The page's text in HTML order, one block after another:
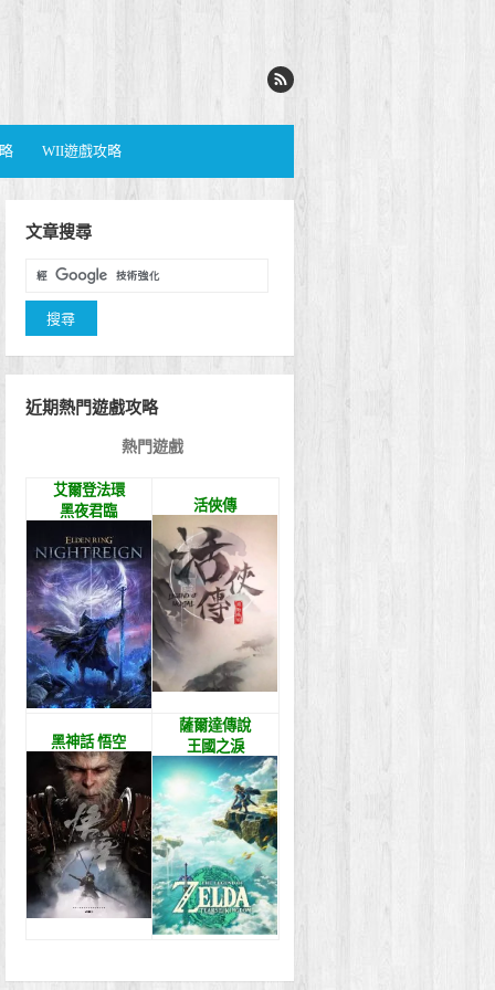
WII遊戲攻略
文章搜尋
近期熱門遊戲攻略
熱門遊戲
艾爾登法環
黑夜君臨
活俠傳
黑神話 悟空
薩爾達傳說
王國之淚